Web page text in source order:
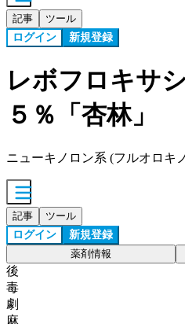
記事 ツール
ログイン 新規登録
レボフロキサ
５％「杏林」
ニューキノロン系 (フルオロキ
記事 ツール
ログイン 新規登録
薬剤情報
後
毒
劇
麻